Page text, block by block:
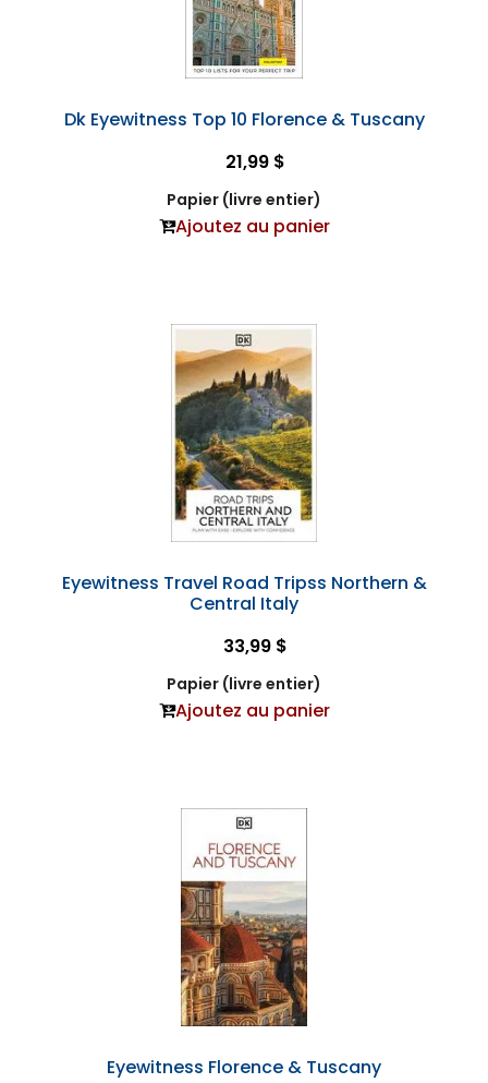
Dk Eyewitness Top 10 Florence & Tuscany
21,99 $
Papier (livre entier)
Ajoutez au panier
Eyewitness Travel Road Tripss Northern &
Central Italy
33,99 $
Papier (livre entier)
Ajoutez au panier
Eyewitness Florence & Tuscany